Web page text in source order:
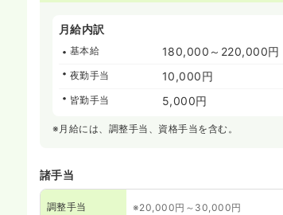
月給内訳
基本給 180,000～220,000円
夜勤手当 10,000円
皆勤手当 5,000円
※月給には、調整手当、資格手当を含む。
諸手当
調整手当 ※20,000円～30,000円